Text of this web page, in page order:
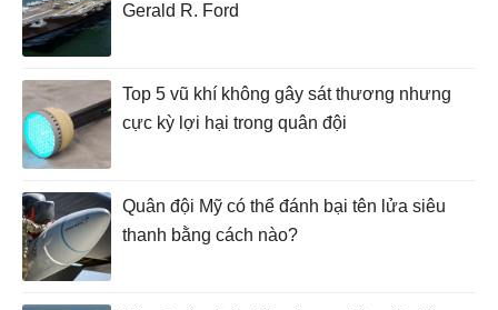
Gerald R. Ford
Top 5 vũ khí không gây sát thương nhưng
cực kỳ lợi hại trong quân đội
Quân đội Mỹ có thể đánh bại tên lửa siêu
thanh bằng cách nào?